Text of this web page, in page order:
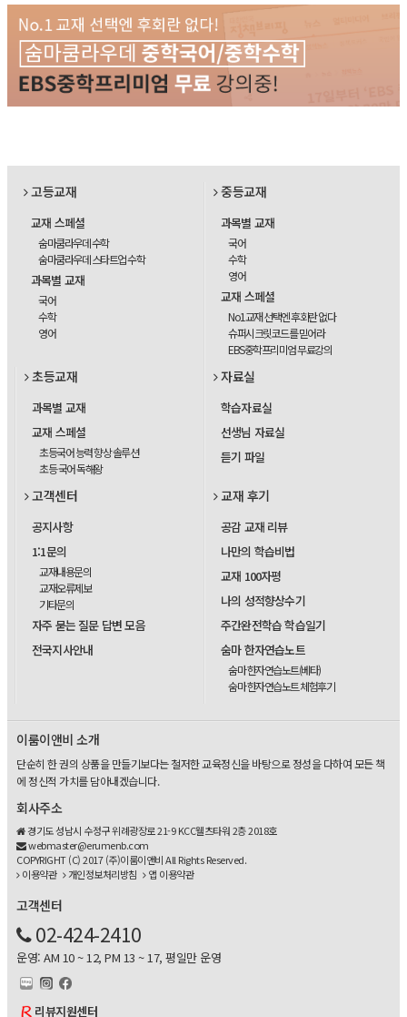
고등교재
교재 스페셜
숨마쿰라우데 수학
숨마쿰라우데 스타트업 수학
과목별 교재
국어
수학
영어
중등교재
과목별 교재
국어
수학
영어
교재 스페셜
No1교재 선택엔 후회란 없다
슈퍼시크릿코드를 믿어라
EBS중학프리미엄 무료강의
초등교재
과목별 교재
교재 스페셜
초등국어 능력 향상 솔루션
초등 국어 독해왕
자료실
학습자료실
선생님 자료실
듣기 파일
고객센터
공지사항
1:1문의
교재내용문의
교재오류제보
기타문의
자주 묻는 질문 답변 모음
전국지사안내
교재 후기
공감 교재 리뷰
나만의 학습비법
교재 100자평
나의 성적향상수기
주간완전학습 학습일기
숨마 한자연습노트
숨마 한자연습노트(베타)
숨마 한자연습노트 체험후기
이룸이앤비 소개
단순히 한 권의 상품을 만들기보다는 철저한 교육정신을 바탕으로 정성을 다하여 모든 책
에 정신적 가치를 담아내겠습니다.
회사주소
경기도 성남시 수정구 위례광장로 21-9 KCC웰츠타워 2층 2018호
webmaster@erumenb.com
COPYRIGHT (C) 2017 (주)이룸이앤비 All Rights Reserved.
이용약관
개인정보처리방침 앱 이용약관
고객센터
02-424-2410
운영: AM 10 ~ 12, PM 13 ~ 17, 평일만 운영
리뷰지원센터